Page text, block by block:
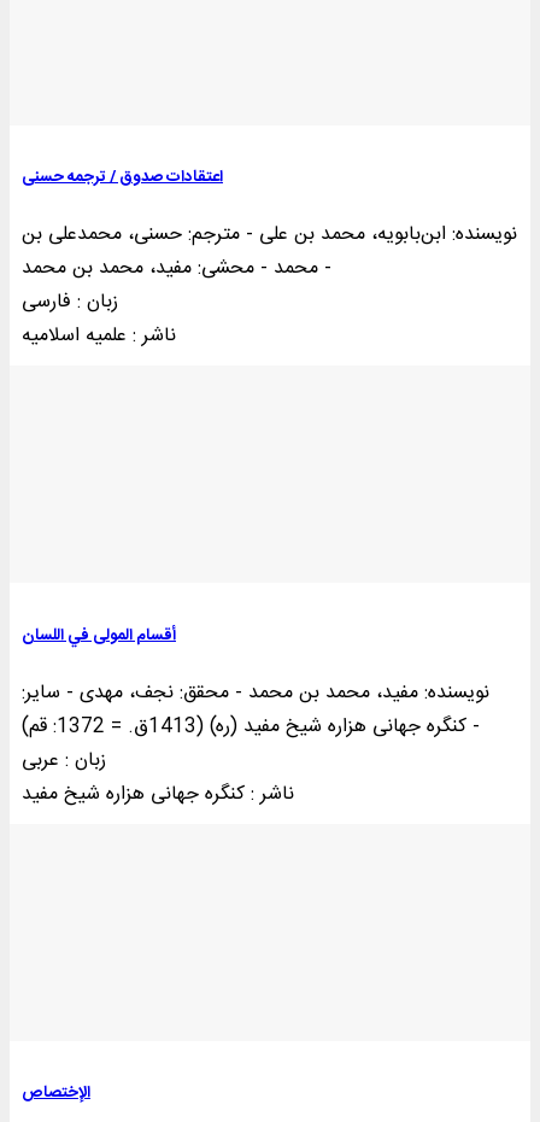
اعتقادات صدوق / ترجمه حسنی
نویسنده: ابن‌بابویه، محمد بن علی - مترجم: حسنی، محمدعلی بن
محمد - محشی: مفید، محمد بن محمد -
زبان : فارسی
ناشر : علميه اسلاميه
أقسام المولی في اللسان
نویسنده: مفید، محمد بن محمد - محقق: نجف، مهدی - سایر:
کنگره‌ جها‌نی‌ هزاره‌ شیخ‌ مفید (ره‌) (1413ق‌. = 1372: قم‌) -
زبان : عربی
ناشر : کنگره جهانی هزاره شيخ مفيد
الإختصاص